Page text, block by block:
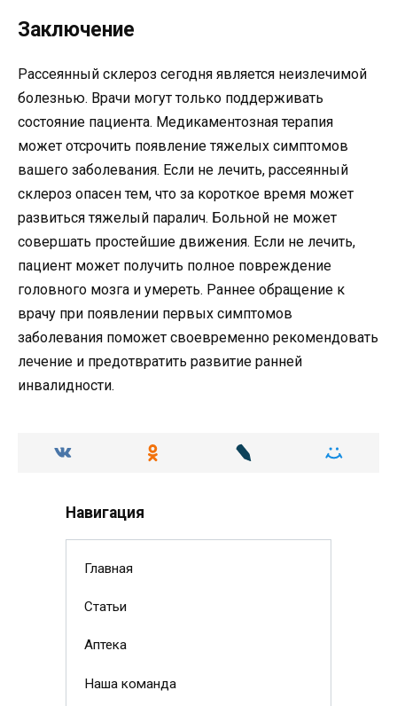
Заключение
Рассеянный склероз сегодня является неизлечимой
болезнью. Врачи могут только поддерживать
состояние пациента. Медикаментозная терапия
может отсрочить появление тяжелых симптомов
вашего заболевания. Если не лечить, рассеянный
склероз опасен тем, что за короткое время может
развиться тяжелый паралич. Больной не может
совершать простейшие движения. Если не лечить,
пациент может получить полное повреждение
головного мозга и умереть. Раннее обращение к
врачу при появлении первых симптомов
заболевания поможет своевременно рекомендовать
лечение и предотвратить развитие ранней
инвалидности.
Навигация
Главная
Статьи
Аптека
Наша команда